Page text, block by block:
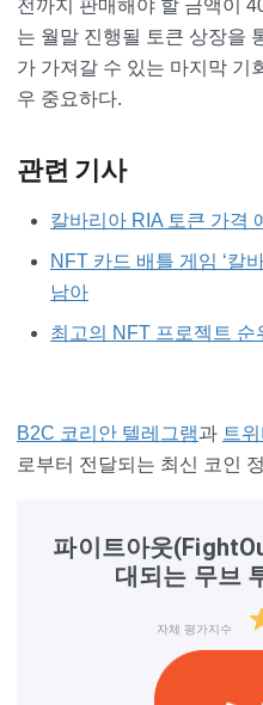
전까지 판매해야 할 금액이
는 월말 진행될 토큰 상장을
가 가져갈 수 있는 마지막 기
우 중요하다.
관련 기사
칼바리아 RIA 토큰 가격
NFT 카드 배틀 게임 ‘칼
남아
최고의 NFT 프로젝트 순
B2C 코리안 텔레그램과 트위
로부터 전달되는 최신 코인
파이트아웃
대되는 무브
자체 평가지수